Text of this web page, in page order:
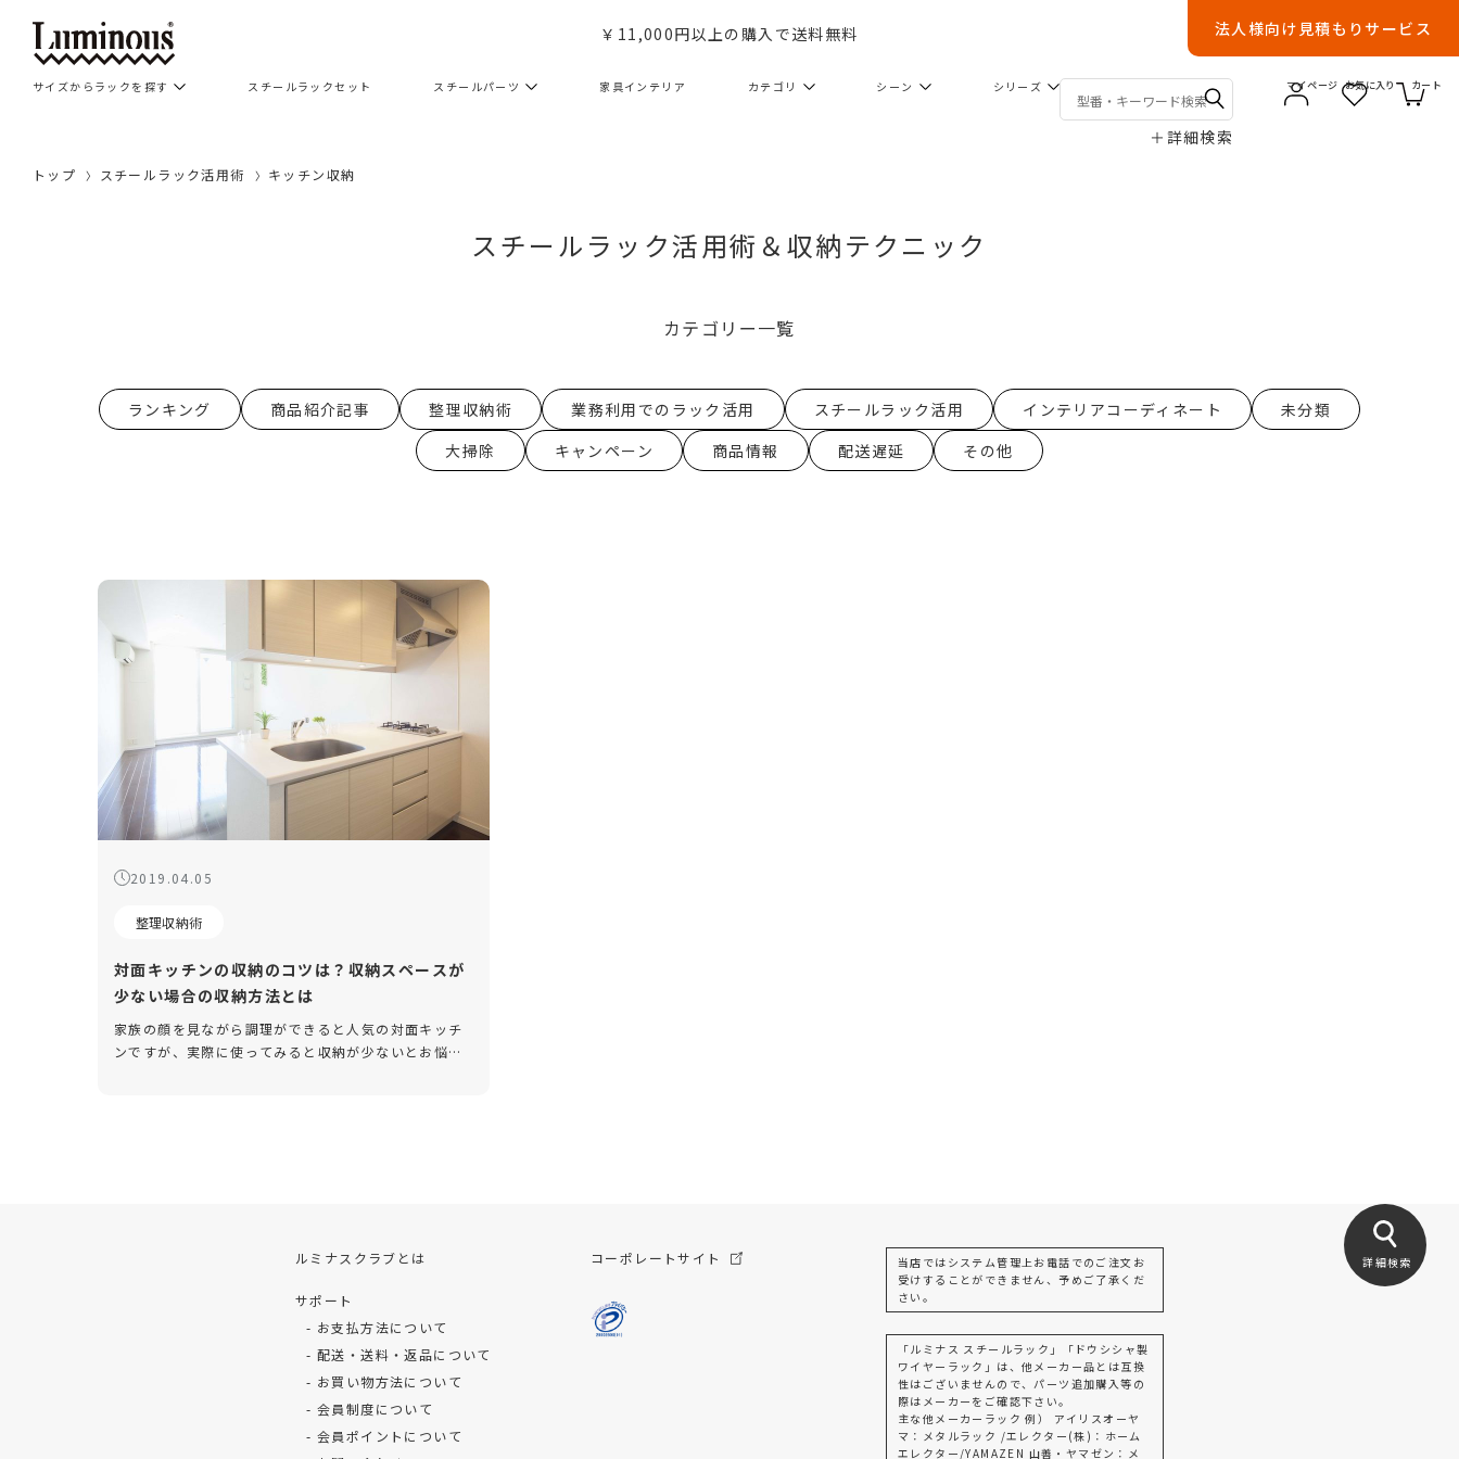
￥11,000円以上の購入で送料無料 法人様向け見積もりサービス
サイズからラックを探す スチールラックセット スチールパーツ 家具インテリア カテゴリ シーン シリーズ
＋ 詳細検索
マイページ お気に入り カート
トップ スチールラック活用術 キッチン収納
スチールラック活用術＆収納テクニック
カテゴリー一覧
ランキング 商品紹介記事 整理収納術 業務利用でのラック活用 スチールラック活用 インテリアコーディネート
未分類
大掃除
キャンペーン 商品情報 配送遅延 その他
2019.04.05
整理収納術
対面キッチンの収納のコツは？収納スペースが
少ない場合の収納方法とは
家族の顔を見ながら調理ができると人気の対面キッチ
ンですが、実際に使ってみると収納が少ないとお悩み
詳細検索
ルミナスクラブとは
サポート
お支払方法について
配送・送料・返品について
お買い物方法について
会員制度について
会員ポイントについて
コーポレートサイト
当店ではシステム管理上お電話でのご注文お
受けすることができません、予めご了承くだ
さい。
「ルミナス スチールラック」「ドウシシャ製
ワイヤーラック」は、他メーカー品とは互換
性はございませんので、パーツ追加購入等の
際はメーカーをご確認下さい。
主な他メーカーラック 例） アイリスオーヤ
マ：メタルラック /エレクター(株)：ホーム
エレクター/YAMAZEN 山善・ヤマゼン：メ